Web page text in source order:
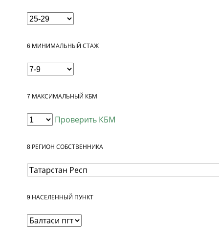
6 МИНИМАЛЬНЫЙ СТАЖ
7 МАКСИМАЛЬНЫЙ КБМ
Проверить КБМ
8 РЕГИОН СОБСТВЕННИКА
9 НАСЕЛЕННЫЙ ПУНКТ